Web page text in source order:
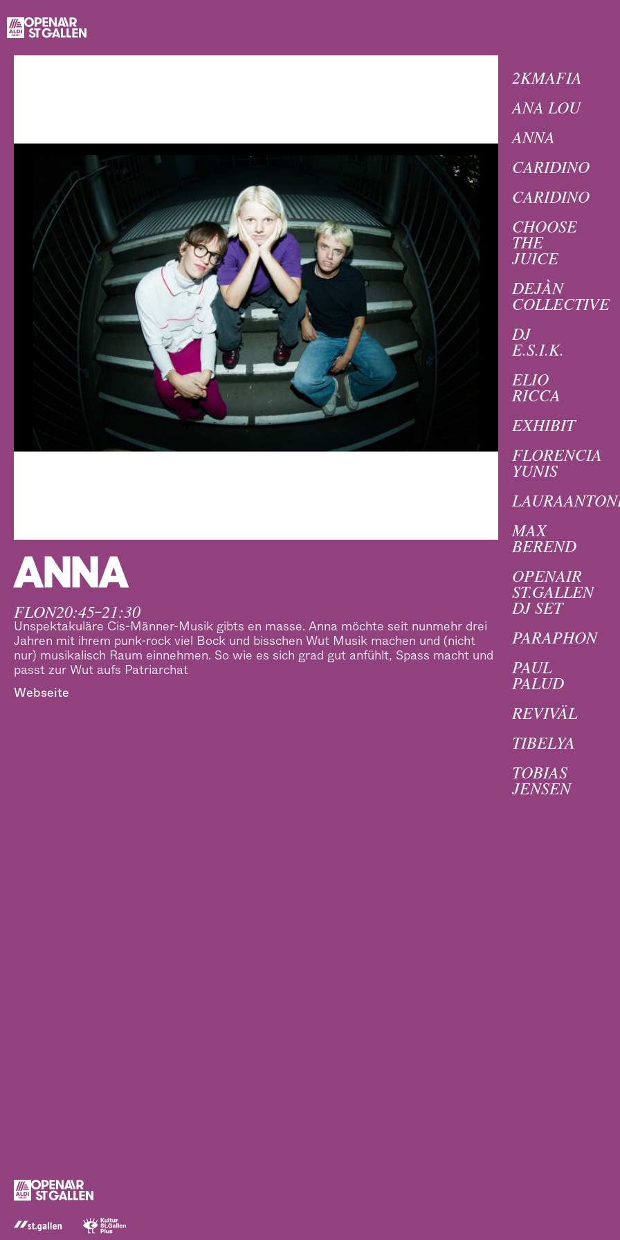
ANNA
FLON20:45–21:30
Unspektakuläre Cis-Männer-Musik gibts en masse. Anna möchte seit nunmehr drei
Jahren mit ihrem punk-rock viel Bock und bisschen Wut Musik machen und (nicht
nur) musikalisch Raum einnehmen. So wie es sich grad gut anfühlt, Spass macht und
passt zur Wut aufs Patriarchat
Webseite
2KMAFIA
ANA LOU
ANNA
CARIDINO
CARIDINO
CHOOSE
THE
JUICE
DEJÀN
COLLECTIVE
DJ
E.S.I.K.
ELIO
RICCA
EXHIBIT
FLORENCIA
YUNIS
MAX
BEREND
OPENAIR
ST.GALLEN
DJ SET
PARAPHON
PAUL
PALUD
REVIVÄL
TIBELYA
TOBIAS
JENSEN